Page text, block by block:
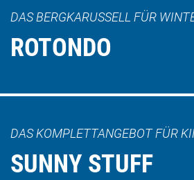
DAS BERGKARUSSELL FÜR
ROTONDO
DAS KOMPLETTANGEBOT FÜR
SUNNY STUFF